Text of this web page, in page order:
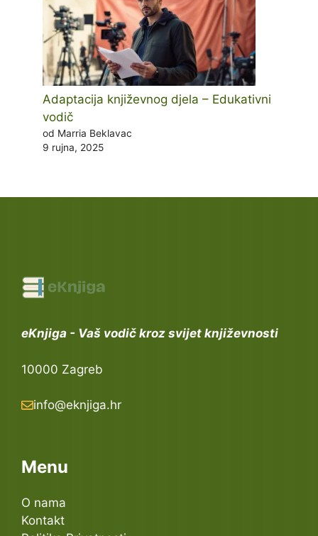
Adaptacija književnog djela – Edukativni
vodič
od Marria Beklavac
9 rujna, 2025
eKnjiga - Vaš vodič kroz svijet književnosti
10000 Zagreb
info@eknjiga.hr
Menu
O nama
Kontakt